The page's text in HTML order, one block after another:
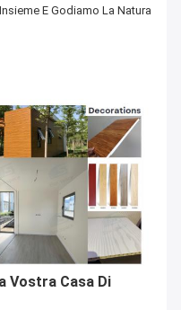
E Godiamo La Natura
Vostra Casa Di